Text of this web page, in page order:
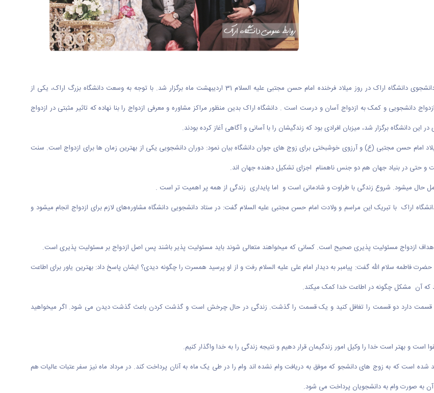
به گزارش روابط عمومی دانشگاه اراک؛ مراسم ازدواج دانشجویی با حضور ۸۷ زوج دانشجوی دانشگاه اراک در روز میلاد فرخنده امام حسن مجتبی علیه السلام 31 اردیبهشت ماه برگزار شد. با توجه به وسعت دانشگاه بزرگ اراک، یکی از
دانشجویی و کمک به ازدواج آسان و درست است . دانشگاه اراک بدین منظور مراکز مشاوره و معرفی ازدواج را بنا نهاده که تاثیر مثبتی در ازدواج
دانشگاه برگزار شد، میزبان افرادی بود که زندگیشان را با آسانی و آگاهی آغاز کرده بودند.
امام حسن مجتبی (ع) و آرزوی خوشبختی برای زوج های جوان دانشگاه بیان نمود: دوران دانشجویی یکی از بهترین زمان ها برای ازدواج است. سنت
و حتی در بنیاد جهان هم دو جنس ناهمنام اجزای تشکیل دهنده جهان اند.
حال میشود. شروع زندگی با طراوت و شادمانی است و اما پایداری زندگی از همه پر اهمیت تر است .
اراک با تبریک این مراسم و ولادت امام حسن مجتبی علیه السلام گفت: در ستاد دانشجویی دانشگاه مشاوره‌های لازم برای ازدواج انجام میشود و
ازدواج مسئولیت پذیری صحیح است. کسانی که میخواهند متعالی شوند باید مسئولیت پذیر باشند پس اصل ازدواج بر مسئولیت پذیری است.
حضرت فاطمه سلام الله گفت: پیامبر به دیدار امام علی علیه السلام رفت و از او پرسید همسرت را چگونه دیدی؟ ایشان پاسخ داد: بهترین یاور برای اطاعت
که آن مشکل چگونه در اطاعت خدا کمک میکند.
سه قسمت دارد دو قسمت را تغافل کنید و یک قسمت را گذشت. زندگی در حال چرخش است و گذشت کردن باعث گذشت دیدن می شود. اگر میخواهید
است و بهتر است خدا را وکیل امور زندگیمان قرار دهیم و نتیجه زندگی را به خدا واگذار کنیم.
است که به زوج های دانشجو که موفق به دریافت وام نشده اند وام را در طی یک ماه به آنان پرداخت کند. در مرداد ماه نیز سفر عتبات عالیات هم
آن به صورت وام به دانشجویان پرداخت می شود.